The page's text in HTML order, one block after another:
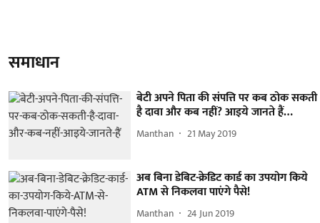
समाधान
बेटी अपने पिता की संपत्ति पर कब ठोक सकती
है दावा और कब नहीं? आइये जानते हैं…
Manthan 21 May 2019
अब बिना डेबिट-क्रेडिट कार्ड का उपयोग किये
ATM से निकलवा पाएंगे पैसे!
Manthan 24 Jun 2019